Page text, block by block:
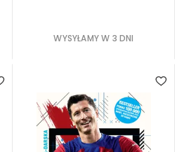
WYSYŁAMY W 3 DNI